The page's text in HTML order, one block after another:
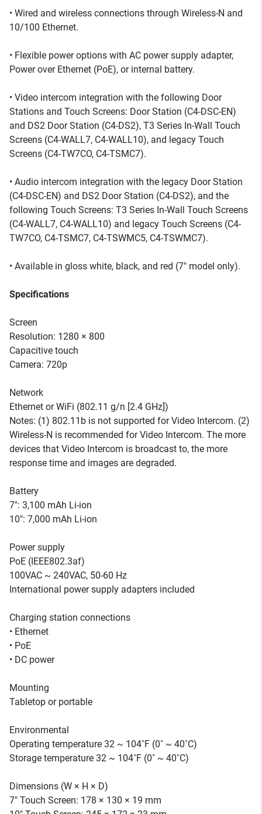
• Wired and wireless connections through Wireless-N and
10/100 Ethernet.
• Flexible power options with AC power supply adapter,
Power over Ethernet (PoE), or internal battery.
• Video intercom integration with the following Door
Stations and Touch Screens: Door Station (C4-DSC-EN)
and DS2 Door Station (C4-DS2), T3 Series In-Wall Touch
Screens (C4-WALL7, C4-WALL10), and legacy Touch
Screens (C4-TW7CO, C4-TSMC7).
• Audio intercom integration with the legacy Door Station
(C4-DSC-EN) and DS2 Door Station (C4-DS2), and the
following Touch Screens: T3 Series In-Wall Touch Screens
(C4-WALL7, C4-WALL10) and legacy Touch Screens (C4-
TW7CO, C4-TSMC7, C4-TSWMC5, C4-TSWMC7).
• Available in gloss white, black, and red (7" model only).
Specifications
Screen
Resolution: 1280 × 800
Capacitive touch
Camera: 720p
Network
Ethernet or WiFi (802.11 g/n [2.4 GHz])
Notes: (1) 802.11b is not supported for Video Intercom. (2)
Wireless-N is recommended for Video Intercom. The more
devices that Video Intercom is broadcast to, the more
response time and images are degraded.
Battery
7": 3,100 mAh Li-ion
10": 7,000 mAh Li-ion
Power supply
PoE (IEEE802.3af)
100VAC ~ 240VAC, 50-60 Hz
International power supply adapters included
Charging station connections
• Ethernet
• PoE
• DC power
Mounting
Tabletop or portable
Environmental
Operating temperature 32 ~ 104˚F (0˚ ~ 40˚C)
Storage temperature 32 ~ 104˚F (0˚ ~ 40˚C)
Dimensions (W × H × D)
7" Touch Screen: 178 × 130 × 19 mm